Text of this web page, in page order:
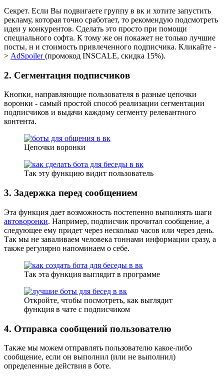
Секрет. Если Вы подвигаете группу в вк и хотите запустить
рекламу, которая точно сработает, то рекомендую подсмотреть
идеи у конкурентов. Сделать это просто при помощи
специального софта. К тому же он покажет не только лучшие
посты, н и стоимость привлеченного подписчика. Кликайте -
> AdSpoiler(промокод INSCALE, скидка 15%).
2. Сегментация подписчиков
Кнопки, направляющие пользователя в разные цепочки
воронки - самый простой способ реализации сегментации
подписчиков и выдачи каждому сегменту релевантного
контента.
Цепочки воронки
Так эту функцию видит пользователь
3. Задержка перед сообщением
Эта функция дает возможность постепенно выполнять шаги
автоворонки. Например, подписчик прочитал сообщение, а
следующее ему придет через несколько часов или через день.
Так мы не заваливаем человека тоннами информации сразу, а
также регулярно напоминаем о себе.
Так эта функция выглядит в программе
Откройте, чтобы посмотреть, как выглядит
функция в чате с подписчиком
4. Отправка сообщений пользователю
Также мы можем отправлять пользователю какое-либо
сообщение, если он выполнил (или не выполнил)
определенные действия в боте.